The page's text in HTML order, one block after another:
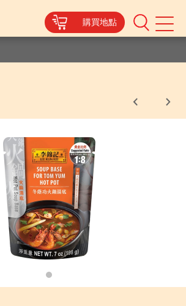
購買地點
Mobile
Menu